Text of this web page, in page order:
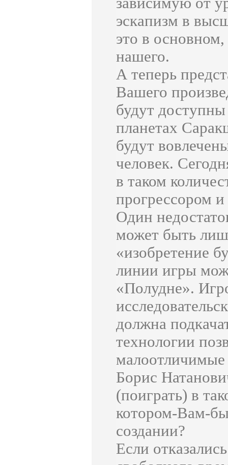
эскапизм в
это в
нашего.
А теперь
Вашего
будут
планетах
будут
человек.
в таком
прогрессором
Один
может быть
«изобретение
линии игры
«Полудне».
должна
технологии
Борис
(поиграть) в
котором-Вам-
создании?
Если